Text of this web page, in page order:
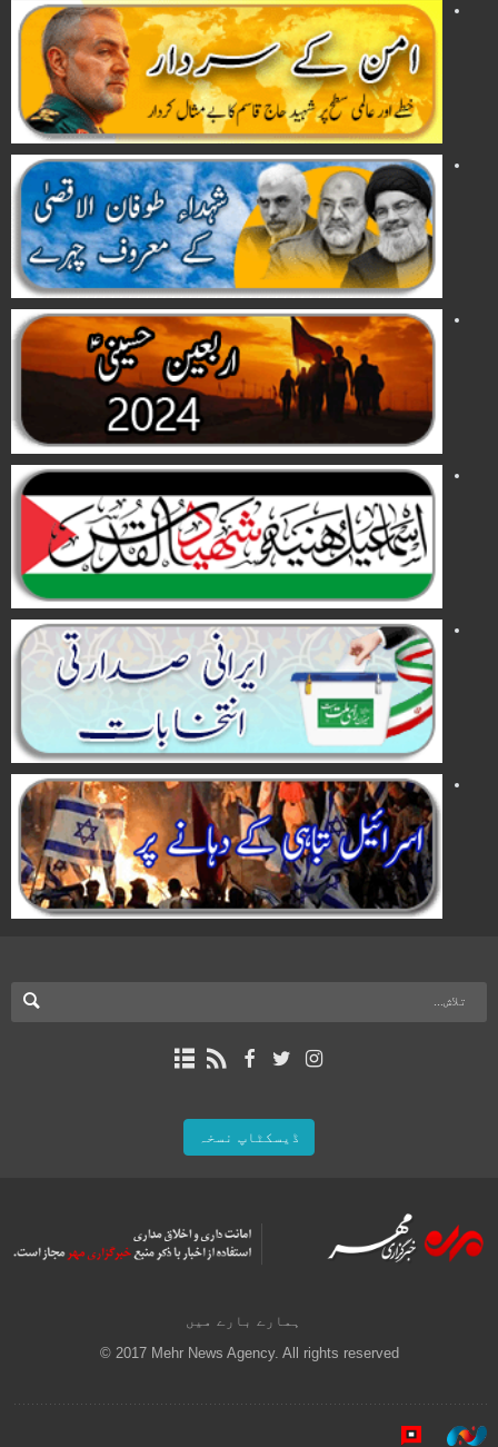
ڈیسکٹاپ نسخہ
ہمارے بارے میں
© 2017 Mehr News Agency. All rights reserved